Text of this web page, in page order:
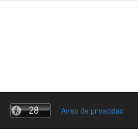
Aviso de privacidad